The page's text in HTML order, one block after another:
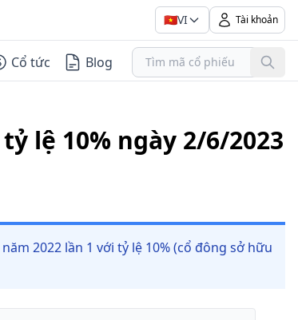
🇻🇳VI Tài khoản
Cổ tức Blog
lệ 10% ngày 2/6/2023
2022 lần 1 với tỷ lệ 10% (cổ đông sở hữu